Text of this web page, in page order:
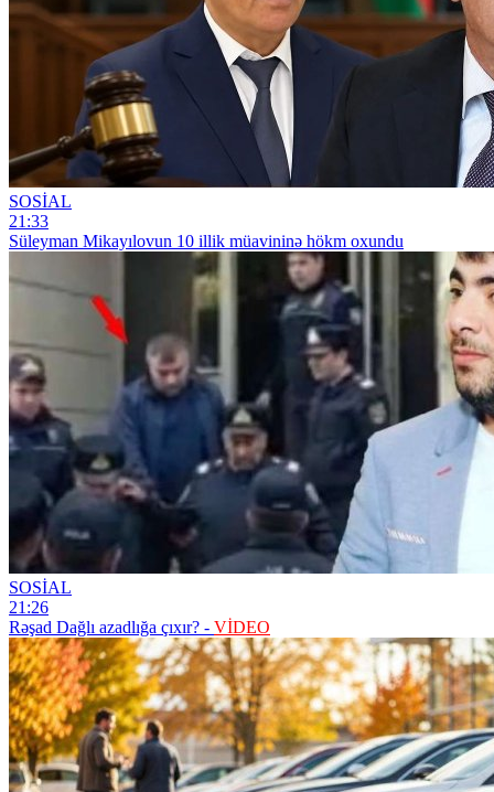
SOSİAL
21:33
Süleyman Mikayılovun 10 illik müavininə hökm oxundu
SOSİAL
21:26
Rəşad Dağlı azadlığa çıxır? - VİDEO